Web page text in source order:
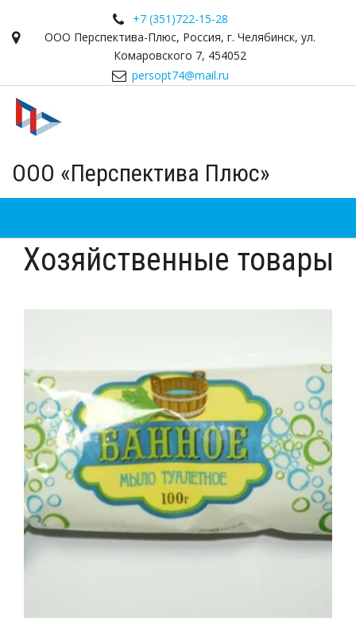
+7 (351)722-15-28
ООО Перспектива-Плюс, Россия, г. Челябинск, ул.
Комаровского 7, 454052
persopt74@mail.ru
ООО «Перспектива Плюс»
Хозяйственные товары